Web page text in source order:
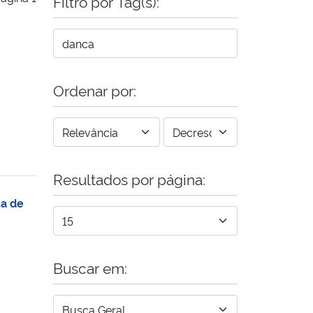
de
Ordenar por:
Resultados por página:
Buscar em: